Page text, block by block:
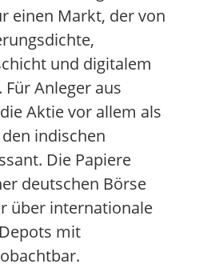
einen Markt, der von
und digitalem
Anleger aus
Aktie vor allem als
indischen
Die Papiere
deutschen Börse
über internationale
mit